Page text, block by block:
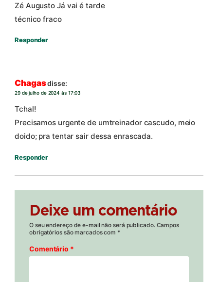
Zé Augusto Já vai é tarde
técnico fraco
Responder
Chagasdisse:
29 de julho de 2024 às 17:03
Tchal!
Precisamos urgente de umtreinador cascudo, meio
doido; pra tentar sair dessa enrascada.
Responder
Deixe um comentário
O seu endereço de e-mail não será publicado. Campos
obrigatórios são marcados com *
Comentário *